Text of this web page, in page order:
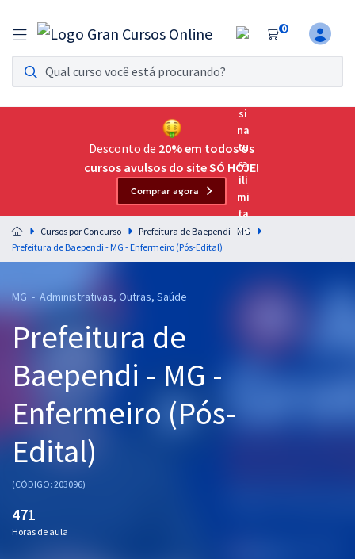
0
Assinatura Ilimitada 11
Acesso a todos os cursos. Teste grátis por 7 dias!
Assinatura OAB Até Passar
Acesso ilimitado a toda preparação para o Exame da
Residências Multiprofissionais
Preparação completa e intensiva para as principais
residências em saúde do Brasil
Cursos 20% OFF
Pós
Graduação
OAB
Questões grátis
Desconto de 20% em todos os
cursos avulsos do site SÓ HOJE!
Comprar agora
Cursos por Concurso
Prefeitura de Baependi - MG
Prefeitura de Baependi - MG - Enfermeiro (Pós-Edital)
MG - Administrativas, Outras, Saúde
Prefeitura de
Baependi - MG -
Enfermeiro (Pós-
Edital)
(CÓDIGO: 203096)
471
Horas de aula